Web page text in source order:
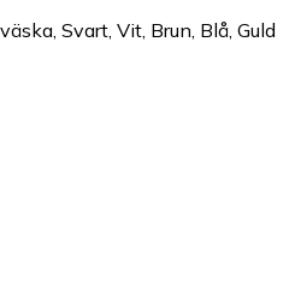
Svart, Vit, Brun, Blå, Guld